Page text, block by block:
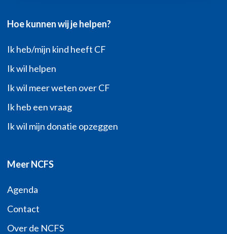
Hoe kunnen wij je helpen?
Ik heb/mijn kind heeft CF
Ik wil helpen
Ik wil meer weten over CF
Ik heb een vraag
Ik wil mijn donatie opzeggen
Meer NCFS
Agenda
Contact
Over de NCFS